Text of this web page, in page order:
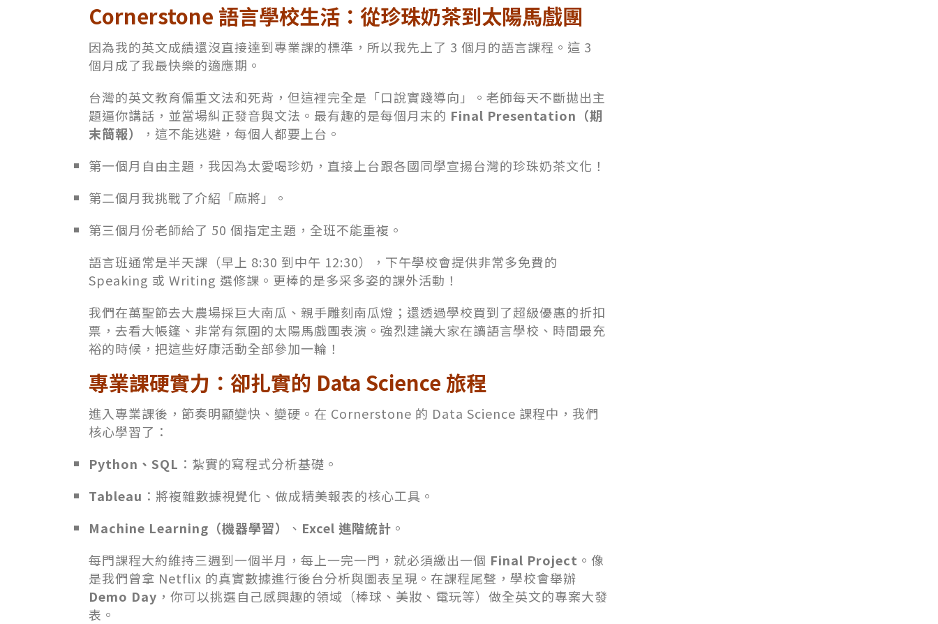
Cornerstone 語言學校生活：從珍珠奶茶到太陽馬戲團
因為我的英文成績還沒直接達到專業課的標準，所以我先上了 3 個月的語言課程。這 3
個月成了我最快樂的適應期。
台灣的英文教育偏重文法和死背，但這裡完全是「口說實踐導向」。老師每天不斷拋出主
題逼你講話，並當場糾正發音與文法。最有趣的是每個月末的 Final Presentation（期
末簡報）
，這不能逃避，每個人都要上台。
第一個月自由主題，我因為太愛喝珍奶，直接上台跟各國同學宣揚台灣的珍珠奶茶文化！
第二個月我挑戰了介紹「麻將」。
第三個月份老師給了 50 個指定主題，全班不能重複。
語言班通常是半天課（早上 8:30 到中午 12:30），下午學校會提供非常多免費的
Speaking 或 Writing 選修課。更棒的是多采多姿的課外活動！
我們在萬聖節去大農場採巨大南瓜、親手雕刻南瓜燈；還透過學校買到了超級優惠的折扣
票，去看大帳篷、非常有氛圍的太陽馬戲團表演。強烈建議大家在讀語言學校、時間最充
裕的時候，把這些好康活動全部參加一輪！
專業課硬實力：卻扎實的 Data Science 旅程
進入專業課後，節奏明顯變快、變硬。在 Cornerstone 的 Data Science 課程中，我們
核心學習了：
Python、SQL ：紮實的寫程式分析基礎。
Tableau ：將複雜數據視覺化、做成精美報表的核心工具。
Machine Learning（機器學習）
、 Excel 進階統計 。
每門課程大約維持三週到一個半月，每上一完一門，就必須繳出一個 Final Project 。像
是我們曾拿 Netflix 的真實數據進行後台分析與圖表呈現。在課程尾聲，學校會舉辦
Demo Day ，你可以挑選自己感興趣的領域（棒球、美妝、電玩等）做全英文的專案大發
表。